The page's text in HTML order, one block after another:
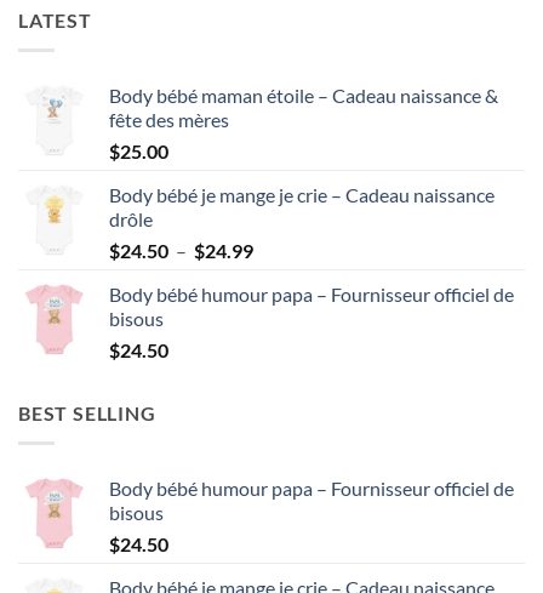
LATEST
Body bébé maman étoile – Cadeau naissance &
fête des mères
$25.00
Body bébé je mange je crie – Cadeau naissance
drôle
$24.50 – $24.99Plage
prix :
Body bébé humour papa – Fournisseur officiel de
bisous
$24.50
BEST SELLING
Body bébé humour papa – Fournisseur officiel de
bisous
$24.50
Body bébé je mange je crie – Cadeau naissance